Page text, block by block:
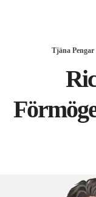
Tjäna Pengar